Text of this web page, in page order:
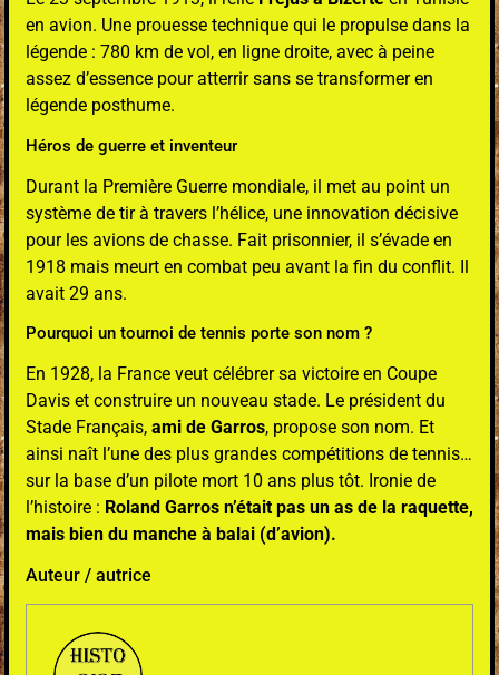
en avion. Une prouesse technique qui le propulse dans la
légende : 780 km de vol, en ligne droite, avec à peine
assez d’essence pour atterrir sans se transformer en
légende posthume.
Héros de guerre et inventeur
Durant la Première Guerre mondiale, il met au point un
système de tir à travers l’hélice, une innovation décisive
pour les avions de chasse. Fait prisonnier, il s’évade en
1918 mais meurt en combat peu avant la fin du conflit. Il
avait 29 ans.
Pourquoi un tournoi de tennis porte son nom ?
En 1928, la France veut célébrer sa victoire en Coupe
Davis et construire un nouveau stade. Le président du
Stade Français, ami de Garros, propose son nom. Et
ainsi naît l’une des plus grandes compétitions de tennis…
sur la base d’un pilote mort 10 ans plus tôt. Ironie de
l’histoire : Roland Garros n’était pas un as de la raquette,
mais bien du manche à balai (d’avion).
Auteur / autrice